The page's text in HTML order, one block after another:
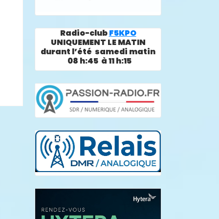
Radio-clubF5KPO
UNIQUEMENT LE MATIN
durant l’été samedi matin
08 h:45 à 11 h:15